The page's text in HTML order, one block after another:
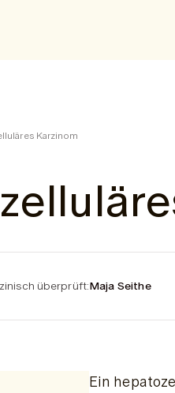
Karzinom
überprüft:Maja Seithe
Ein